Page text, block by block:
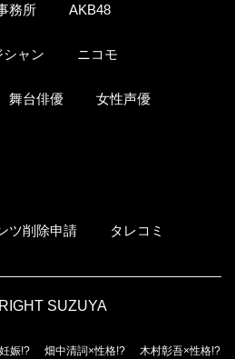
務所 AKB48
ャン ニコモ
舞台俳優 女性声優
ツ削除申請 タレコミ
SUZUYA
娠!? 畑中清詞×性格!? 木村彰吾×性格!?